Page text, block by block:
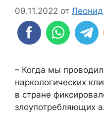
09.11.2022 от
– Когда мы
наркологических
в стране
злоупотребляющих